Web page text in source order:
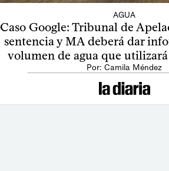
AGUA
Caso Google: Tribunal de
sentencia y MA deberá dar
volumen de agua que
Por: Camila Méndez